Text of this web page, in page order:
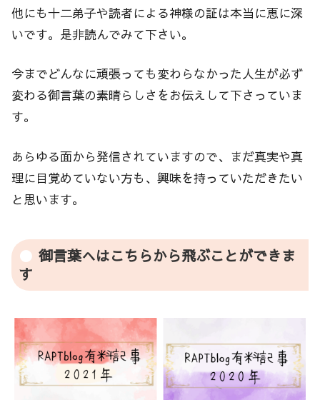
他にも十二弟子や読者による神様の証は本当に恵に深
いです。是非読んでみて下さい。
今までどんなに頑張っても変わらなかった人生が必ず
変わる御言葉の素晴らしさをお伝えして下さっていま
す。
あらゆる面から発信されていますので、まだ真実や真
理に目覚めていない方も、興味を持っていただきたい
と思います。
御言葉へはこちらから飛ぶことができま
す